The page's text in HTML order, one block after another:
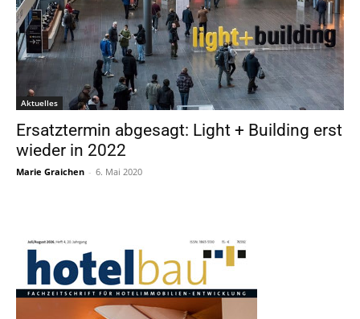
Aktuelles
Ersatztermin abgesagt: Light + Building erst
wieder in 2022
Marie Graichen - 6. Mai 2020